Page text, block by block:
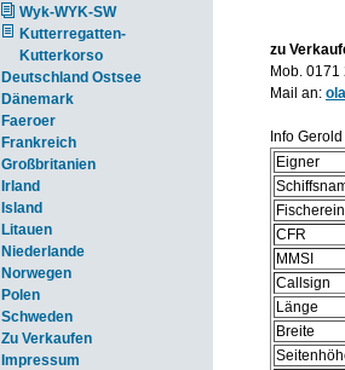
Wyk-WYK-SW
Kutterregatten-
Kutterkorso
Deutschland Ostsee
Dänemark
Faeroer
Frankreich
Großbritanien
Irland
Island
Litauen
Niederlande
Norwegen
Polen
Schweden
Zu Verkaufen
Impressum
zu
Mob.
Mail an:
Info
Eigner
CFR
MMSI
Callsign
Länge
Breite